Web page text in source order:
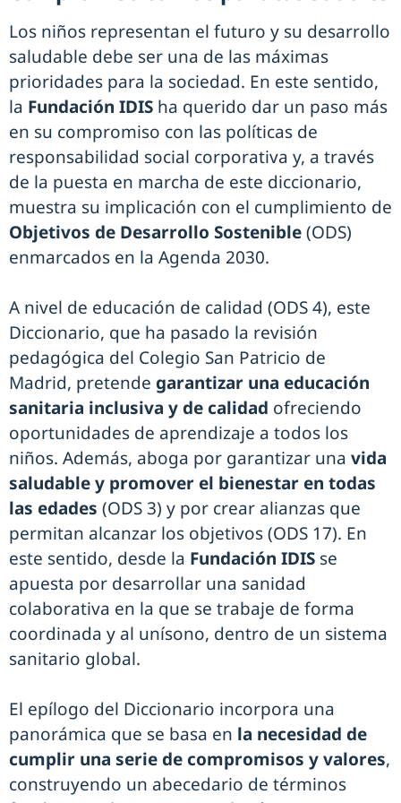
Los niños representan el futuro y su desarrollo
saludable debe ser una de las máximas
prioridades para la sociedad. En este sentido,
la Fundación IDIS ha querido dar un paso más
en su compromiso con las políticas de
responsabilidad social corporativa y, a través
de la puesta en marcha de este diccionario,
muestra su implicación con el cumplimiento de
Objetivos de Desarrollo Sostenible(ODS)
enmarcados en la Agenda 2030.
A nivel de educación de calidad (ODS 4), este
Diccionario, que ha pasado la revisión
pedagógica del Colegio San Patricio de
Madrid, pretende garantizar una educación
sanitaria inclusiva y de calidad ofreciendo
oportunidades de aprendizaje a todos los
niños. Además, aboga por garantizar una vida
saludable y promover el bienestar en todas
las edades (ODS 3) y por crear alianzas que
permitan alcanzar los objetivos (ODS 17). En
este sentido, desde la Fundación IDIS se
apuesta por desarrollar una sanidad
colaborativa en la que se trabaje de forma
coordinada y al unísono, dentro de un sistema
sanitario global.
El epílogo del Diccionario incorpora una
panorámica que se basa en la necesidad de
cumplir una serie de compromisos y valores,
construyendo un abecedario de términos